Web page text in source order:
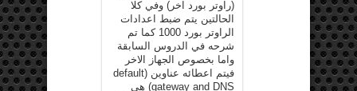
(راوتر بورد اخر) وفي كلا
الحالتين يتم ضبط اعدادات
الراوتر بورد 1000 كما تم
شرحه في الدروس السابقة
واما بخصوص الجهاز الاخر
فيتم اعطائه عناوين (default
gateway and DNS) هي